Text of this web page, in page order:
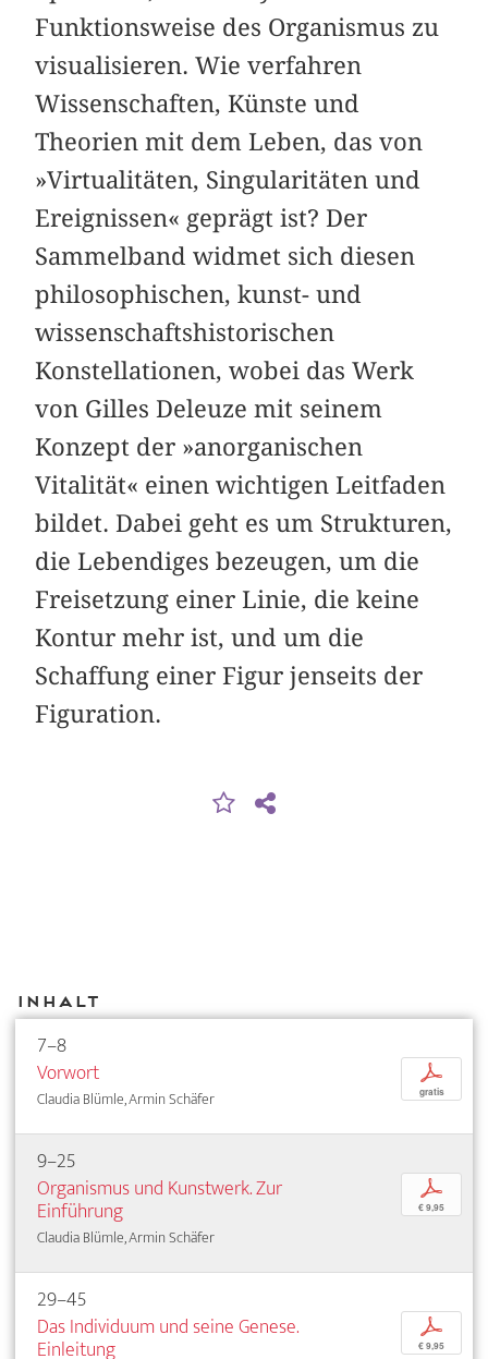
Funktionsweise des Organismus zu
visualisieren. Wie verfahren
Wissenschaften, Künste und
Theorien mit dem Leben, das von
»Virtualitäten, Singularitäten und
Ereignissen« geprägt ist? Der
Sammelband widmet sich diesen
philosophischen, kunst- und
wissenschaftshistorischen
Konstellationen, wobei das Werk
von Gilles Deleuze mit seinem
Konzept der »anorganischen
Vitalität« einen wichtigen Leitfaden
bildet. Dabei geht es um Strukturen,
die Lebendiges bezeugen, um die
Freisetzung einer Linie, die keine
Kontur mehr ist, und um die
Schaffung einer Figur jenseits der
Figuration.
Inhalt
7–8
Vorwort
Claudia Blümle, Armin Schäfer
p
gratis
9–25
Organismus und Kunstwerk. Zur
Einführung
Claudia Blümle, Armin Schäfer
p
€ 9,95
29–45
Das Individuum und seine Genese.
Einleitung
p
€ 9,95